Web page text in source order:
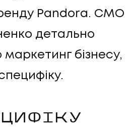
Pandora. CMO
детально
маркетинг бізнесу,